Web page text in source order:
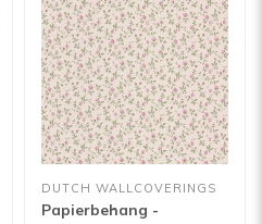
DUTCH WALLCOVERINGS
Papierbehang -